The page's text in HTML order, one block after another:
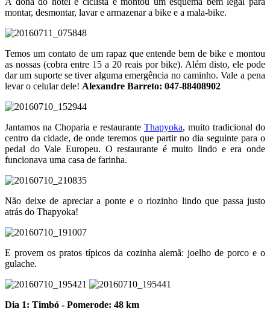
montar, desmontar, lavar e armazenar a bike e a mala-bike.
Temos um contato de um rapaz que entende bem de bike e montou
as nossas (cobra entre 15 a 20 reais por bike). Além disto, ele pode
dar um suporte se tiver alguma emergência no caminho. Vale a pena
levar o celular dele! Alexandre Barreto: 047-88408902
Jantamos na Choparia e restaurante Thapyoka, muito tradicional do
centro da cidade, de onde teremos que partir no dia seguinte para o
pedal do Vale Europeu. O restaurante é muito lindo e era onde
funcionava uma casa de farinha.
Não deixe de apreciar a ponte e o riozinho lindo que passa justo
atrás do Thapyoka!
E provem os pratos típicos da cozinha alemã: joelho de porco e o
gulache.
Dia 1: Timbó - Pomerode: 48 km